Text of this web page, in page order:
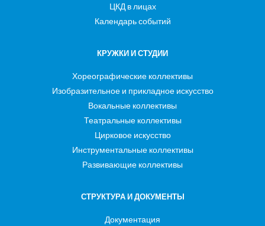
ЦКД в лицах
Календарь событий
КРУЖКИ И СТУДИИ
Хореографические коллективы
Изобразительное и прикладное искусство
Вокальные коллективы
Театральные коллективы
Цирковое искусство
Инструментальные коллективы
Развивающие коллективы
СТРУКТУРА И ДОКУМЕНТЫ
Документация